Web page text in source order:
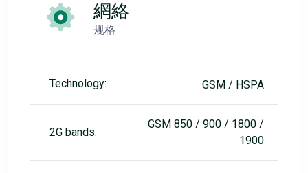
網絡
规格
Technology: GSM / HSPA
2G bands:
GSM 850 / 900 / 1800 /
1900